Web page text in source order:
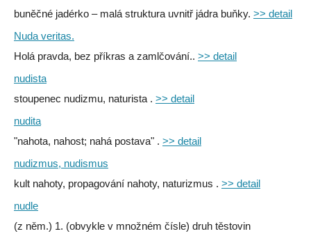
buněčné jadérko – malá struktura uvnitř jádra buňky. >> detail
Nuda veritas.
Holá pravda, bez příkras a zamlčování.. >> detail
nudista
stoupenec nudizmu, naturista . >> detail
nudita
"nahota, nahost; nahá postava" . >> detail
nudizmus, nudismus
kult nahoty, propagování nahoty, naturizmus . >> detail
nudle
(z něm.) 1. (obvykle v množném čísle) druh těstovin